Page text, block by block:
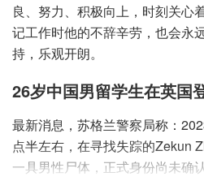
良、努力、积极向上，时刻关心
记工作时他的不辞辛劳，也会永
持，乐观开朗。
26岁中国男留学生在英国
最新消息，苏格兰警察局称：
点半左右，在寻找失踪的Zekun
一具男性尸体，正式身份尚未确